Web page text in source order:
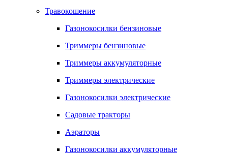
Травокошение
Газонокосилки бензиновые
Триммеры бензиновые
Триммеры аккумуляторные
Триммеры электрические
Газонокосилки электрические
Садовые тракторы
Аэраторы
Газонокосилки аккумуляторные